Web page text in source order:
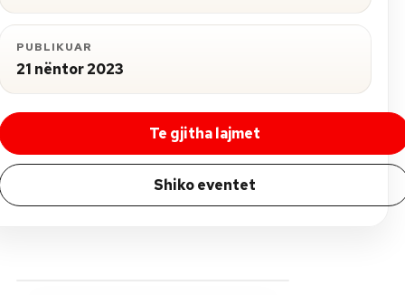
PUBLIKUAR
21 nëntor 2023
Te gjitha lajmet
Shiko eventet